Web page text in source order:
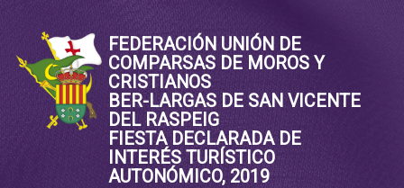
FEDERACIÓN UNIÓN DE
COMPARSAS DE MOROS Y
CRISTIANOS
BER-LARGAS DE SAN VICENTE
DEL RASPEIG
FIESTA DECLARADA DE
INTERÉS TURÍSTICO
AUTONÓMICO, 2019